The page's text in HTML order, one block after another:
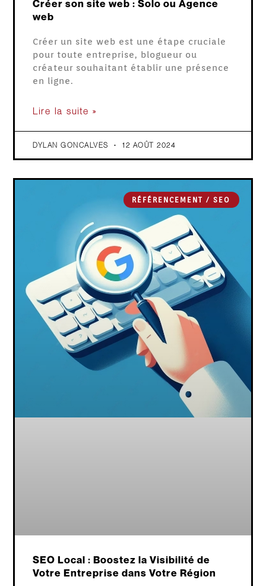
Créer son site web : Solo ou Agence
web
Créer un site web est une étape cruciale
pour toute entreprise, blogueur ou
créateur souhaitant établir une présence
en ligne.
Lire la suite »
DYLAN GONCALVES 12 AOÛT 2024
RÉFÉRENCEMENT / SEO
SEO Local : Boostez la Visibilité de
Votre Entreprise dans Votre Région